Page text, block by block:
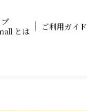
とは
ご利用ガイド